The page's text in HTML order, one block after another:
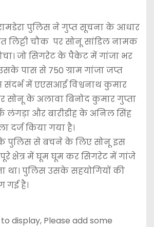
पुलिस ने गुप्त सूचना के आधार
लिट्टी चौक पर सोनू सांडिल नामक
जो सिगरेट के पैकेट में गांजा भर
पास से 750 ग्राम गांजा जप्त
संदर्भ में एएसआई विश्वनाथ कुमार
सोनू के अलावा बिनोद कुमार गुप्ता
लंगड़ा और बारीडीह के अनिल सिंह
दर्ज किया गया है।
पुलिस से बचने के लिए सोनू इस
क्षेत्र में घूम घूम कर सिगरेट में गांजे
था। पुलिस उसके सहयोगियों की
गई है।
display, Please add some